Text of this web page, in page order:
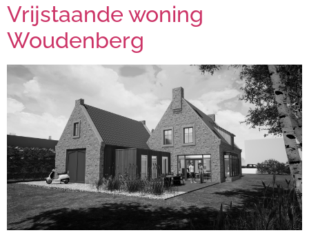
Vrijstaande woning
Woudenberg